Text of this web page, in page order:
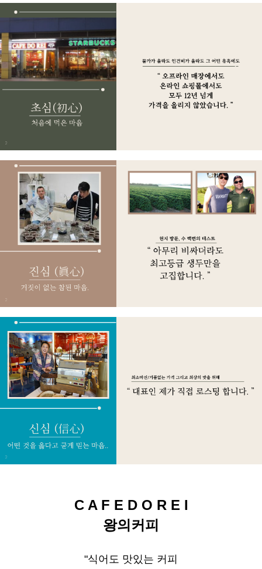
C A F E D O R E I
왕의커피
"식어도 맛있는 커피